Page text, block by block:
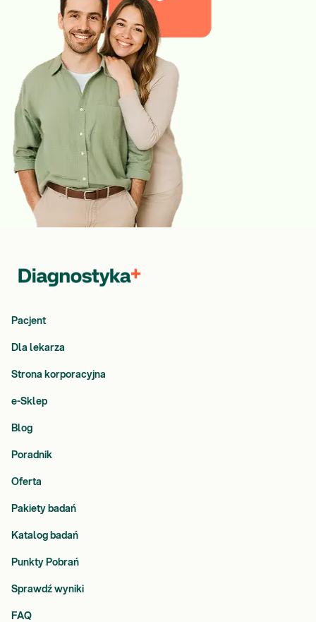
Pacjent
Dla lekarza
Strona korporacyjna
e-Sklep
Blog
Poradnik
Oferta
Pakiety badań
Katalog badań
Punkty Pobrań
Sprawdź wyniki
FAQ